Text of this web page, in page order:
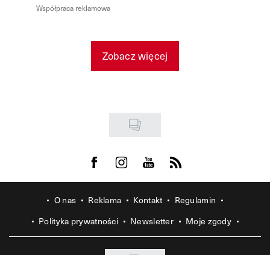
Współpraca reklamowa
Zobacz więcej
Visit us on Facebook
Visit us on Instagram
Visit us on Youtube
Visit us on Rss
O nas Reklama Kontakt
Regulamin
Polityka prywatności
Newsletter Moje zgody